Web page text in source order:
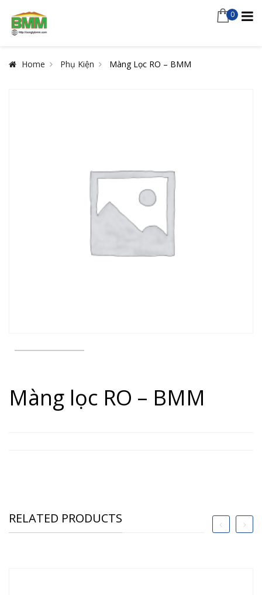
0
Home Phụ Kiện Màng Lọc RO – BMM
Màng lọc RO – BMM
RELATED PRODUCTS